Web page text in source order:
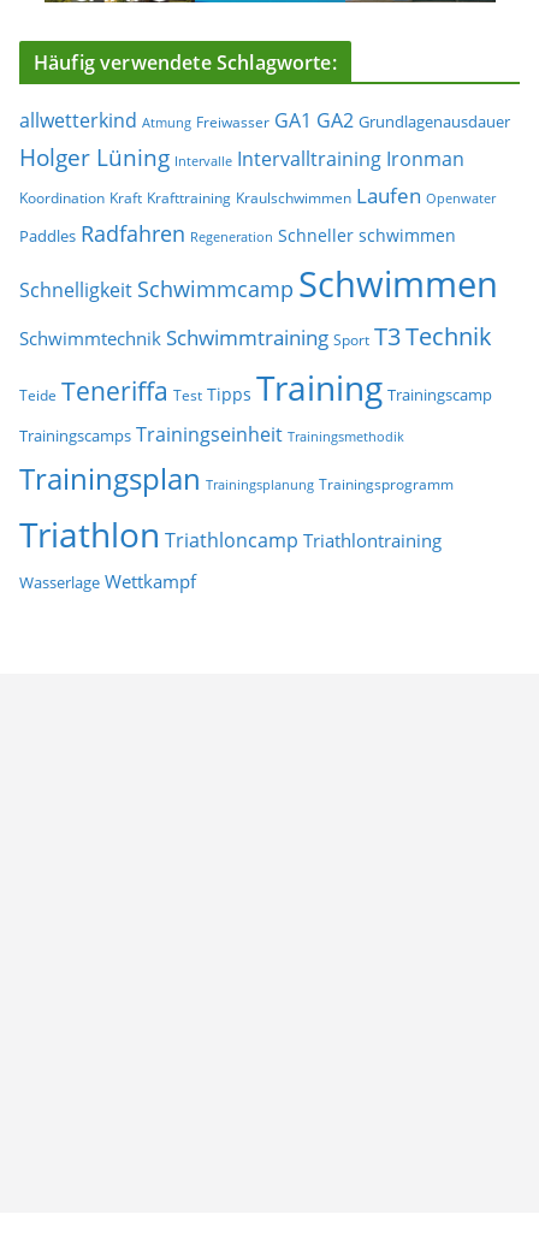
Häufig verwendete Schlagworte:
allwetterkind Atmung Freiwasser GA1 GA2 Grundlagenausdauer
Holger Lüning Intervalle Intervalltraining Ironman
Koordination Kraft Krafttraining Kraulschwimmen Laufen Openwater
Paddles Radfahren Regeneration Schneller schwimmen
Schnelligkeit Schwimmcamp Schwimmen
Schwimmtechnik Schwimmtraining Sport T3Technik
Teide Teneriffa Test Tipps Training Trainingscamp
Trainingscamps Trainingseinheit Trainingsmethodik
Trainingsplan Trainingsplanung Trainingsprogramm
Triathlon Triathloncamp Triathlontraining
Wasserlage Wettkampf